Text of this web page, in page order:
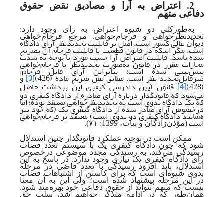
2. اعتراض به آرا و مصادیق نقض حقوق
دفاعی متهم
به‌طورکلی دو شیوه اعتراض به رأی وجود دارد:
تجدیدنظرخواهی و فرجام‌خواهی. مرجع فرجام‌خواهی
دیوان عالی کشور است. اصل بر قابلیت تجدیدنظر آرای دادگاه
است، مگر اینکه در قانون قطعیت یا قابلیت فرجام آن تصریح
شده باشد. قابلیت اعتراض آرا حسب مورد با توجه ‌به شدت
مجازات مقرر در قانون به‌صورت تجدیدنظر یا فرجام‌خواهی
پیش‌بینی‌ شده است؛ بنابراین آرای قابل فرجام،
غیرقابل‌تجدید نظر است. مطابق نص صریح ماده (426) [3] و
(428)
[4] قانون آیین دادرسی کیفری این برداشت حاصل
می‌شود که قانونگذار درباره آرای صادره از دادگاه کیفری دو
که یک دادگاه بدوی است به تجدیدنظرخواهی معتقد بوده؛ اما
درخصوص آرای صادر شده از دادگاه کیفری یک (که خود نیز
همانند دادگاه کیفری دو بدوی است) معتقد بر فرجام‌خواهی
است(مؤذن‌زادگان و بیات، 1399: ۷۱).
ممکن است در توجیه عملکرد قانونگذار چنین استدلال
شود که چون دادگاه کیفری یک با سیستم تعدد قضات
رسیدگی می‌کند، به رسیدگی مجدد موضوعی در‌خصوص
رأی دادگاه کیفری یک نیازی وجود ندارد. در پاسخ به این
استدلال، باید افزود رسیدگی با تعدد قاضی در مرحله
بدوی شیوه‌ای است که برای کاستن از اشتباهات قضات
در این مرحله پیشنهاد شده‌ است؛ ولی این به آن معنا
نیست که متهم نتواند از حقوق دفاعی خود بهره‌مند شود.
همان‌طور که در ادامه متذکر خواهیم شد، سلب حق